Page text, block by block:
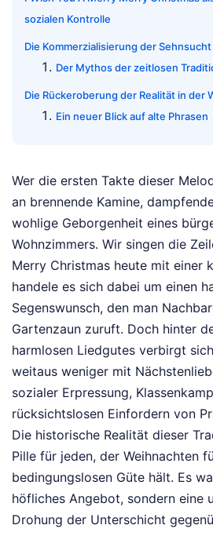
sozialen Kontrolle
Die Kommerzialisierung der
Der Mythos der zeitlosen
Die Rückeroberung der Realität in der
Ein neuer Blick auf alte Phrasen
Wer die ersten Takte dieser
an brennende Kamine,
wohlige Geborgenheit eines
Wohnzimmers. Wir singen die
Merry Christmas heute mit einer
handele es sich dabei um einen
Segenswunsch, den man
Gartenzaun zuruft. Doch hinter
harmlosen Liedgutes verbirgt
weitaus weniger mit
sozialer Erpressung,
rücksichtslosen Einfordern von
Die historische Realität dieser
Pille für jeden, der Weihnachten
bedingungslosen Güte hält. Es
höfliches Angebot, sondern eine
Drohung der Unterschicht